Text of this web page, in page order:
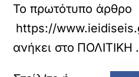
Το πρωτότυπο άρθρο
https://
ανήκει στο ΠΟΛΙΤΙΚΗ .